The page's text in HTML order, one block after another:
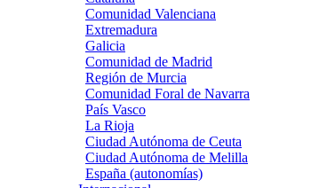
Comunidad Valenciana
Extremadura
Galicia
Comunidad de Madrid
Región de Murcia
Comunidad Foral de Navarra
País Vasco
La Rioja
Ciudad Autónoma de Ceuta
Ciudad Autónoma de Melilla
España (autonomías)